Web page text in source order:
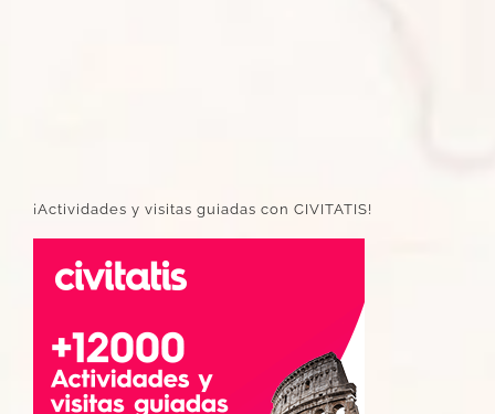
¡Actividades y visitas guiadas con CIVITATIS!